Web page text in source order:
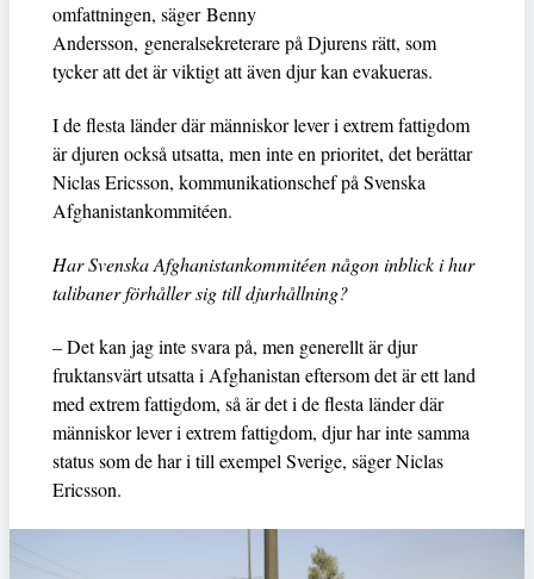
omfattningen, säger Benny
Andersson, generalsekreterare på Djurens rätt, som
tycker att det är viktigt att även djur kan evakueras.
I de flesta länder där människor lever i extrem fattigdom
är djuren också utsatta, men inte en prioritet, det berättar
Niclas Ericsson, kommunikationschef på Svenska
Afghanistankommitéen.
Har Svenska Afghanistankommitéen någon inblick i hur
talibaner förhåller sig till djurhållning?
– Det kan jag inte svara på, men generellt är djur
fruktansvärt utsatta i Afghanistan eftersom det är ett land
med extrem fattigdom, så är det i de flesta länder där
människor lever i extrem fattigdom, djur har inte samma
status som de har i till exempel Sverige, säger Niclas
Ericsson.